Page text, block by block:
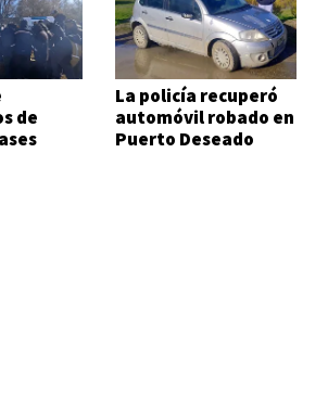
de
La policía recuperó
automóvil robado en
Puerto Deseado